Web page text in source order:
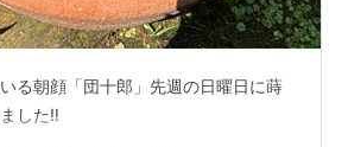
る朝顔「団十郎」先週の日曜日に蒔
した‼️